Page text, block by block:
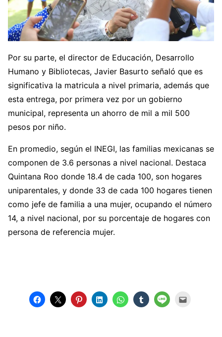
Por su parte, el director de Educación, Desarrollo
Humano y Bibliotecas, Javier Basurto señaló que es
significativa la matricula a nivel primaria, además que
esta entrega, por primera vez por un gobierno
municipal, representa un ahorro de mil a mil 500
pesos por niño.
En promedio, según el INEGI, las familias mexicanas se
componen de 3.6 personas a nivel nacional. Destaca
Quintana Roo donde 18.4 de cada 100, son hogares
uniparentales, y donde 33 de cada 100 hogares tienen
como jefe de familia a una mujer, ocupando el número
14, a nivel nacional, por su porcentaje de hogares con
persona de referencia mujer.